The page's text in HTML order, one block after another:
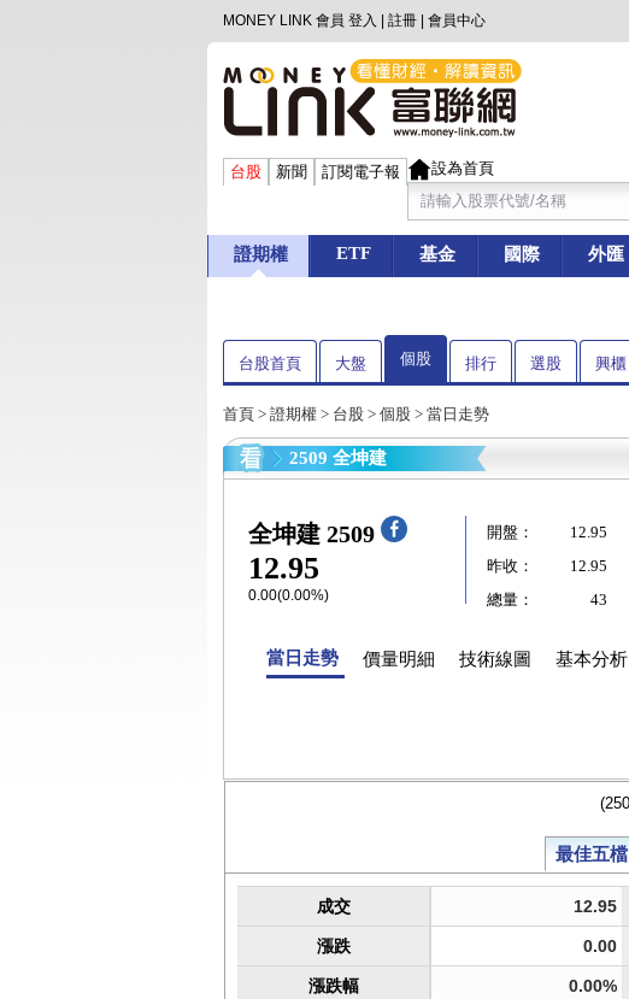
MONEY LINK 會員 登入 註冊 會員中心
台股 新聞 訂閱電子報 設為首頁
證期權 ETF 基金 國際 外匯
台股首頁 大盤 個股 排行 選股 興櫃
首頁 > 證期權 > 台股 > 個股 > 當日走勢
2509 全坤建
全坤建 2509
12.95
0.00(0.00%)
開盤： 12.95
昨收：
12.95
總量：
43
當日走勢 價量明細 技術線圖 基本分析